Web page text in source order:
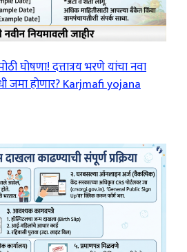
घोषणा! दत्तात्रय भरणे यांचा नवा
जमा होणार? Karjmafi yojana